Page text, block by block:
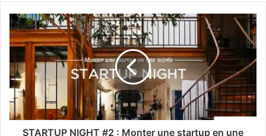
STARTUP NIGHT #2 : Monter une startup en une